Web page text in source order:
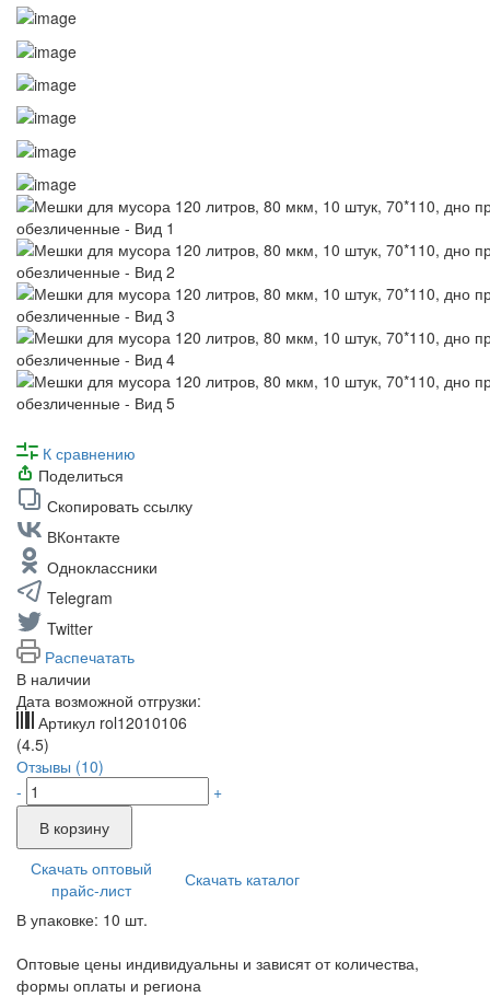
К сравнению
Поделиться
Скопировать ссылку
ВКонтакте
Одноклассники
Telegram
Twitter
Распечатать
В наличии
Дата возможной отгрузки:
Артикул rol12010106
(4.5)
Отзывы (10)
-
+
В корзину
Скачать оптовый
прайс-лист
Скачать каталог
В упаковке: 10 шт.
Оптовые цены индивидуальны и зависят от количества,
формы оплаты и региона